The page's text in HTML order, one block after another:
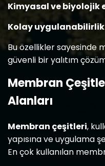
Kimyasal ve biyolojik
Kolay uygulanabilirlik
Bu özellikler sayesinde
güvenli bir yalıtım
Membran
Alanları
Membran çeşitleri,
yapısına ve uygulama
En çok kullanılan